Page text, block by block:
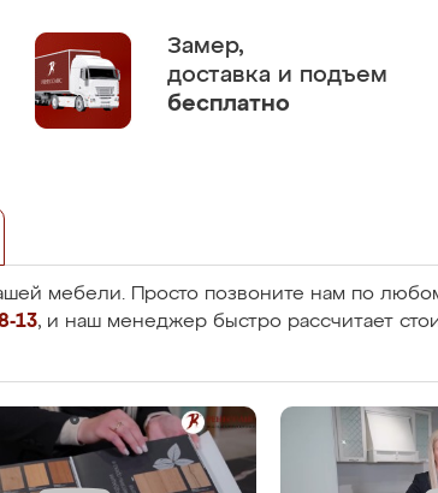
Замер,
доставка и подъем
бесплатно
мебели. Просто позвоните нам по
13, и наш менеджер быстро рассчитает